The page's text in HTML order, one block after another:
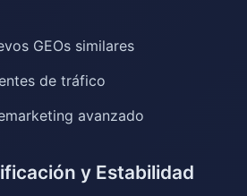
GEOs similares
de tráfico
avanzado
y Estabilidad